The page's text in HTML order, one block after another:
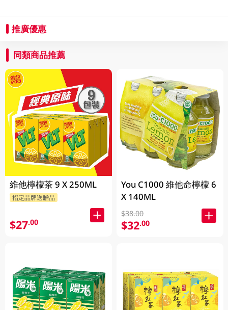
推廣優惠
同類商品推薦
維他檸檬茶 9 X 250ML
指定品牌送贈品
$27.00
You C1000 維他命檸檬 6
X 140ML
$38.00
$32.00